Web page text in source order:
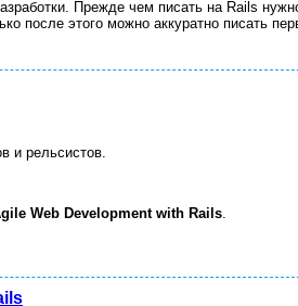
Прежде чем писать на Rails
после этого можно аккуратно писать
и рельсистов.
Web Development with Rails